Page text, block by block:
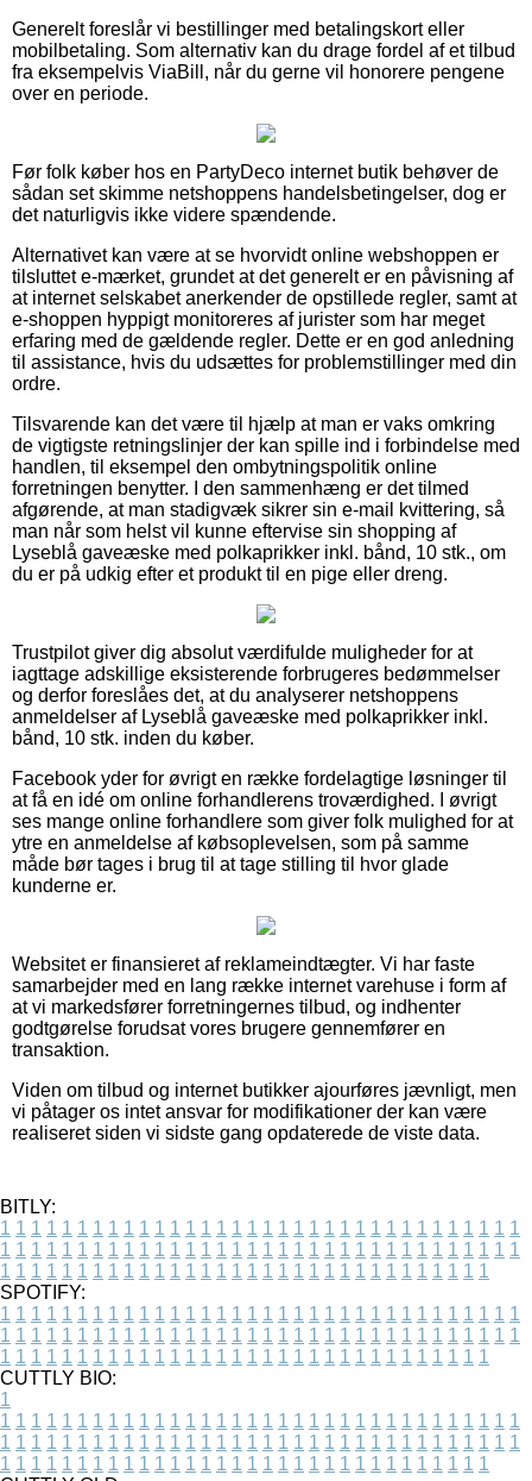
Generelt foreslår vi bestillinger med betalingskort eller
mobilbetaling. Som alternativ kan du drage fordel af et tilbud
fra eksempelvis ViaBill, når du gerne vil honorere pengene
over en periode.
Før folk køber hos en PartyDeco internet butik behøver de
sådan set skimme netshoppens handelsbetingelser, dog er
det naturligvis ikke videre spændende.
Alternativet kan være at se hvorvidt online webshoppen er
tilsluttet e-mærket, grundet at det generelt er en påvisning af
at internet selskabet anerkender de opstillede regler, samt at
e-shoppen hyppigt monitoreres af jurister som har meget
erfaring med de gældende regler. Dette er en god anledning
til assistance, hvis du udsættes for problemstillinger med din
ordre.
Tilsvarende kan det være til hjælp at man er vaks omkring
de vigtigste retningslinjer der kan spille ind i forbindelse med
handlen, til eksempel den ombytningspolitik online
forretningen benytter. I den sammenhæng er det tilmed
afgørende, at man stadigvæk sikrer sin e-mail kvittering, så
man når som helst vil kunne eftervise sin shopping af
Lyseblå gaveæske med polkaprikker inkl. bånd, 10 stk., om
du er på udkig efter et produkt til en pige eller dreng.
Trustpilot giver dig absolut værdifulde muligheder for at
iagttage adskillige eksisterende forbrugeres bedømmelser
og derfor foreslåes det, at du analyserer netshoppens
anmeldelser af Lyseblå gaveæske med polkaprikker inkl.
bånd, 10 stk. inden du køber.
Facebook yder for øvrigt en række fordelagtige løsninger til
at få en idé om online forhandlerens troværdighed. I øvrigt
ses mange online forhandlere som giver folk mulighed for at
ytre en anmeldelse af købsoplevelsen, som på samme
måde bør tages i brug til at tage stilling til hvor glade
kunderne er.
Websitet er finansieret af reklameindtægter. Vi har faste
samarbejder med en lang række internet varehuse i form af
at vi markedsfører forretningernes tilbud, og indhenter
godtgørelse forudsat vores brugere gennemfører en
transaktion.
Viden om tilbud og internet butikker ajourføres jævnligt, men
vi påtager os intet ansvar for modifikationer der kan være
realiseret siden vi sidste gang opdaterede de viste data.
BITLY:
1 1 1 1 1 1 1 1 1 1 1 1 1 1 1 1 1 1 1 1 1 1 1 1 1 1 1 1 1 1 1 1 1 1
1 1 1 1 1 1 1 1 1 1 1 1 1 1 1 1 1 1 1 1 1 1 1 1 1 1 1 1 1 1 1 1 1 1
1 1 1 1 1 1 1 1 1 1 1 1 1 1 1 1 1 1 1 1 1 1 1 1 1 1 1 1 1 1 1 1
SPOTIFY:
1 1 1 1 1 1 1 1 1 1 1 1 1 1 1 1 1 1 1 1 1 1 1 1 1 1 1 1 1 1 1 1 1 1
1 1 1 1 1 1 1 1 1 1 1 1 1 1 1 1 1 1 1 1 1 1 1 1 1 1 1 1 1 1 1 1 1 1
1 1 1 1 1 1 1 1 1 1 1 1 1 1 1 1 1 1 1 1 1 1 1 1 1 1 1 1 1 1 1 1
CUTTLY BIO:
1
1 1 1 1 1 1 1 1 1 1 1 1 1 1 1 1 1 1 1 1 1 1 1 1 1 1 1 1 1 1 1 1 1 1
1 1 1 1 1 1 1 1 1 1 1 1 1 1 1 1 1 1 1 1 1 1 1 1 1 1 1 1 1 1 1 1 1 1
1 1 1 1 1 1 1 1 1 1 1 1 1 1 1 1 1 1 1 1 1 1 1 1 1 1 1 1 1 1 1 1